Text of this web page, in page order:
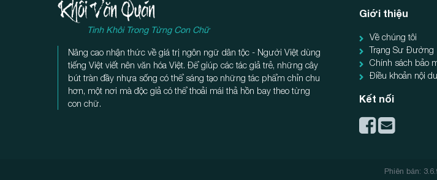
Tinh Khôi Trong Từng Con Chữ
Nâng cao nhận thức về giá trị ngôn ngữ dân tộc - Người Việt dùng
tiếng Việt viết nên văn hóa Việt. Để giúp các tác giả trẻ, những cây
bút tràn đầy nhựa sống có thể sáng tạo những tác phẩm chỉn chu
hơn, một nơi mà độc giả có thể thoải mái thả hồn bay theo từng
con chữ.
Giới thiệu
Về chúng tôi
Trạng Sư Đường
Chính sách bảo
Điều khoản nội
Kết nối
Phiên bản: